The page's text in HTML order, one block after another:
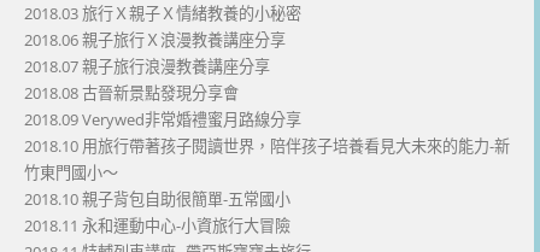
2018.03 旅行Ｘ親子Ｘ情緒教養的小秘密
2018.06 親子旅行Ｘ浪漫教養講座分享
2018.07 親子旅行浪漫教養講座分享
2018.08 古晉新景點發現分享會
2018.09 Verywed非常婚禮蜜月路線分享
2018.10 用旅行帶著孩子閱讀世界，陪伴孩子培養看見大未來的能力-新
竹東門國小～
2018.10 親子背包自助很簡單-五常國小
2018.11 永和運動中心-小資旅行大冒險